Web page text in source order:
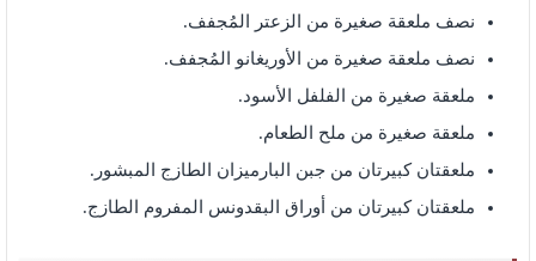
نصف ملعقة صغيرة من الزعتر المُجفف.
نصف ملعقة صغيرة من الأوريغانو المُجفف.
ملعقة صغيرة من الفلفل الأسود.
ملعقة صغيرة من ملح الطعام.
ملعقتان كبيرتان من جبن البارميزان الطازج المبشور.
ملعقتان كبيرتان من أوراق البقدونس المفروم الطازج.